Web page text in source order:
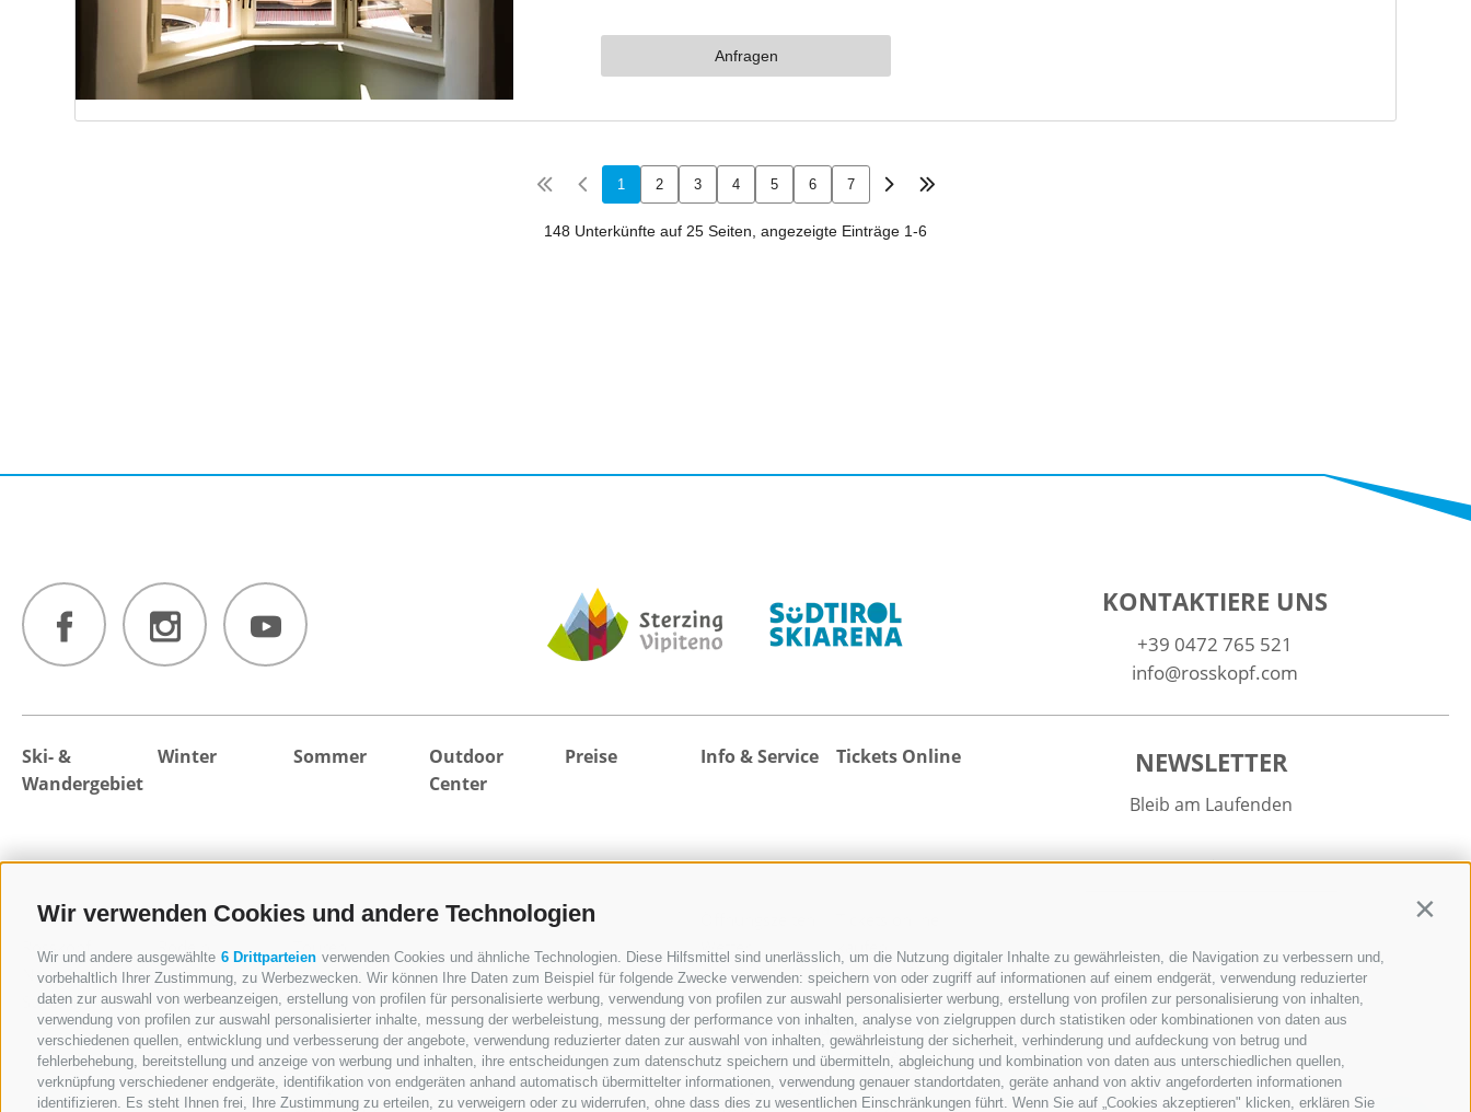
Wir verwenden Cookies und andere Technologien
Wir und andere ausgewählte 6 Drittparteien verwenden Cookies und ähnliche Technologien. Diese Hilfsmittel sind unerlässlich, um die Nutzung digitaler Inhalte zu gewährleisten, die Navigation zu verbessern und,
vorbehaltlich Ihrer Zustimmung, zu Werbezwecken. Wir können Ihre Daten zum Beispiel für folgende Zwecke verwenden: speichern von oder zugriff auf informationen auf einem endgerät, verwendung reduzierter
daten zur auswahl von werbeanzeigen, erstellung von profilen für personalisierte werbung, verwendung von profilen zur auswahl personalisierter werbung, erstellung von profilen zur personalisierung von inhalten,
verwendung von profilen zur auswahl personalisierter inhalte, messung der werbeleistung, messung der performance von inhalten, analyse von zielgruppen durch statistiken oder kombinationen von daten aus
verschiedenen quellen, entwicklung und verbesserung der angebote, verwendung reduzierter daten zur auswahl von inhalten, gewährleistung der sicherheit, verhinderung und aufdeckung von betrug und
fehlerbehebung, bereitstellung und anzeige von werbung und inhalten, ihre entscheidungen zum datenschutz speichern und übermitteln, abgleichung und kombination von daten aus unterschiedlichen quellen,
verknüpfung verschiedener endgeräte, identifikation von endgeräten anhand automatisch übermittelter informationen, verwendung genauer standortdaten, geräte anhand von aktiv angeforderten informationen
identifizieren. Es steht Ihnen frei, Ihre Zustimmung zu erteilen, zu verweigern oder zu widerrufen, ohne dass dies zu wesentlichen Einschränkungen führt. Wenn Sie auf „Cookies akzeptieren" klicken, erklären Sie
KONTAKTIERE UNS
+39 0472 765 521
info@rosskopf.com
Ski- &
Wandergebiet
Rosskopf
Neue Bergbahn
Sterzing
Winter
Skifahren
Rodeln
Skihütten
Winterwandern
Sommer
Wandern &
Touren
Hütten &
Panorama
Sommerrodelbahn
Spielplatz &
RossyPark
Outdoor
Center
Preise Info & Service
Wetter
Webcams
360° Tour
Veranstaltungskalender
Downloads
Kataloganfrage
Tickets Online
kaufen
Unterkunft
suchen
Alle Unterkünfte
activeCARD
Sterzing
NEWSLETTER
Bleib am Laufenden
Newsletter Anmelden